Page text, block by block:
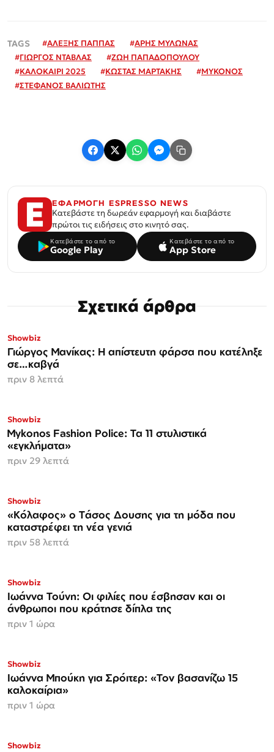
#ΑΛΕΞΗΣ ΠΑΠΠΑΣ #ΑΡΗΣ ΜΥΛΩΝΑΣ
#ΓΙΩΡΓΟΣ ΝΤΑΒΛΑΣ #ΖΩΗ ΠΑΠΑΔΟΠΟΥΛΟΥ
#ΚΑΛΟΚΑΙΡΙ 2025 #ΚΩΣΤΑΣ ΜΑΡΤΑΚΗΣ #ΜΥΚΟΝΟΣ
#ΣΤΕΦΑΝΟΣ ΒΑΛΙΩΤΗΣ
ΕΦΑΡΜΟΓΗ ESPRESSO NEWS
Κατεβάστε τη δωρεάν εφαρμογή και διαβάστε
πρώτοι τις ειδήσεις στο κινητό σας.
Κατεβάστε το από το
Google Play
Κατεβάστε το από το
App Store
Σχετικά άρθρα
Showbiz
Γιώργος Μανίκας: Η απίστευτη φάρσα που κατέληξε
σε…καβγά
πριν 8 λεπτά
Showbiz
Mykonos Fashion Police: Τα 11 στυλιστικά
«εγκλήματα»
πριν 29 λεπτά
Showbiz
«Κόλαφος» o Tάσος Δουσης για τη μόδα που
καταστρέφει τη νέα γενιά
πριν 58 λεπτά
Showbiz
Ιωάννα Τούνη: Οι φιλίες που έσβησαν και οι
άνθρωποι που κράτησε δίπλα της
πριν 1 ώρα
Showbiz
Ιωάννα Μπούκη για Σρόιτερ: «Τον βασανίζω 15
καλοκαίρια»
πριν 1 ώρα
Showbiz